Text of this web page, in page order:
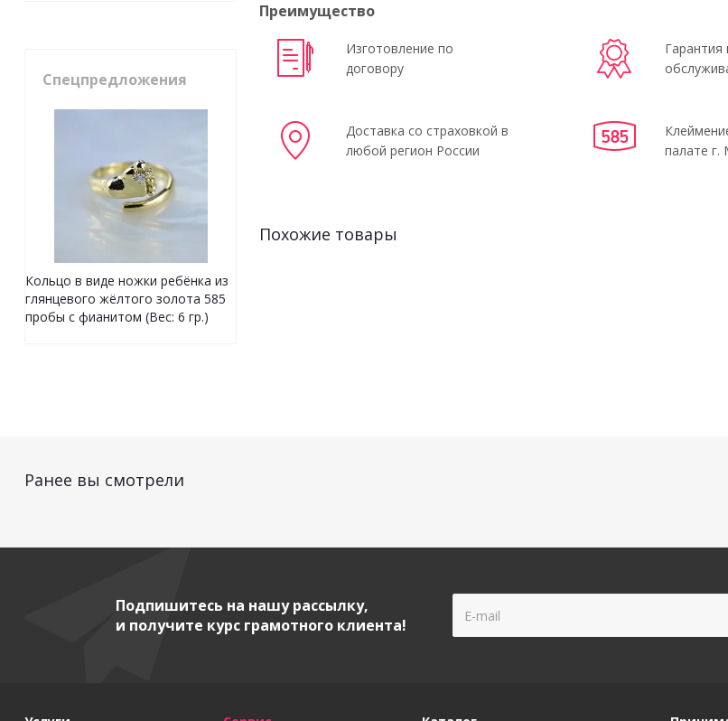
Преимущество
Изготовление по
договору
Гарантия
Доставка со страховкой в
любой регион России
палате г.
Похожие товары
Спецпредложения
Кольцо в виде ножки ребёнка из
глянцевого жёлтого золота 585
пробы с фианитом (Вес: 6 гр.)
Ранее вы смотрели
Подпишитесь на нашу рассылку,
и получите курс грамотного клиента!